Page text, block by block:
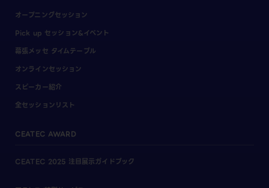
オープニングセッション
Pick up セッション&イベント
幕張メッセ タイムテーブル
オンラインセッション
スピーカー紹介
全セッションリスト
CEATEC AWARD
CEATEC 2025 注目展示ガイドブック